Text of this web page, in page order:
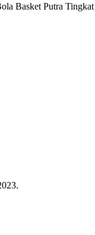
Basket Putra